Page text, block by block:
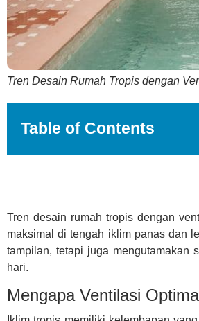
Tren Desain Rumah Tropis dengan
Table of Contents
Tren desain rumah tropis dengan
maksimal di tengah iklim panas dan
tampilan, tetapi juga mengutamakan
hari.
Mengapa Ventilasi